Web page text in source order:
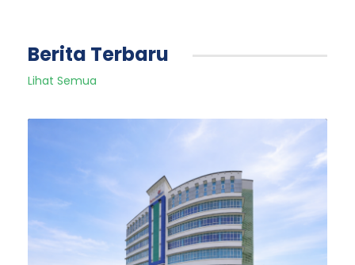
Berita Terbaru
Lihat Semua